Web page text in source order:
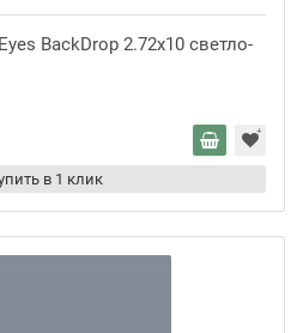
BackDrop 2.72x10 светло-
в 1 клик